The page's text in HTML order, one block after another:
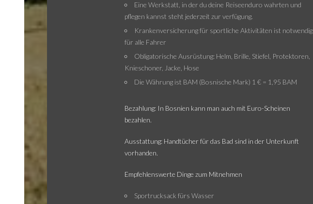
Eine Werkstatt, in der du deine Reiseenduro wahrten und
pflegen kannst steht jederzeit zur verfügung.
Krankenversicherung für sportliche Aktivitäten ist notwendig
für alle Fahrer
Obligatorische Ausrüstung: Helm, Brille, Stiefel, Protektoren,
Knieschoner, Jacke, Hose
Die Währung ist BAM (Bosnische Mark) 1 € = 1,95 BAM
Bezahlung: In Bosnien kann man auch mit Euro-Scheinen
bezahlen.
Ausstattung: Handtücher für das Bad sind in der Unterkunft
vorhanden.
Empfehlenswerte Dinge zum Mitnehmen
Sportrucksack fürs Wasser